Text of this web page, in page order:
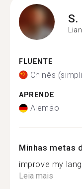
S.
FLUENTE
Chinês
APRENDE
Alemão
Minhas metas
improve my
Leia mais